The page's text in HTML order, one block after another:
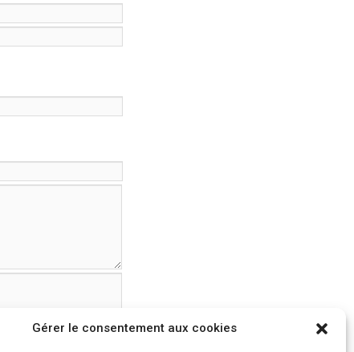
Gérer le consentement aux cookies